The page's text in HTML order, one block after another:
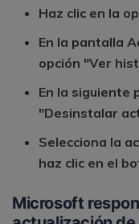
Haz clic en la
En la pantalla
opción "Ver
En la siguiente
"Desinstalar
Selecciona la
haz clic en el
Microsoft